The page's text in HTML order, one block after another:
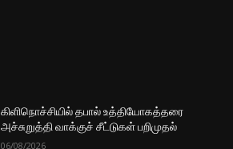
கிளிநொச்சியில் தபால் உத்தியோகத்தரை
அச்சுறுத்தி வாக்குச் சீட்டுகள் பறிமுதல்
06/08/2026